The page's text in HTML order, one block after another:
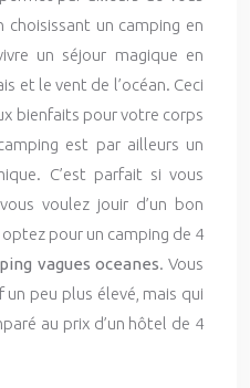
choisissant un camping en
un séjour magique en
et le vent de l’océan. Ceci
bienfaits pour votre corps
est par ailleurs un
C’est parfait si vous
voulez jouir d’un bon
pour un camping de 4
vagues oceanes. Vous
peu plus élevé, mais qui
au prix d’un hôtel de 4